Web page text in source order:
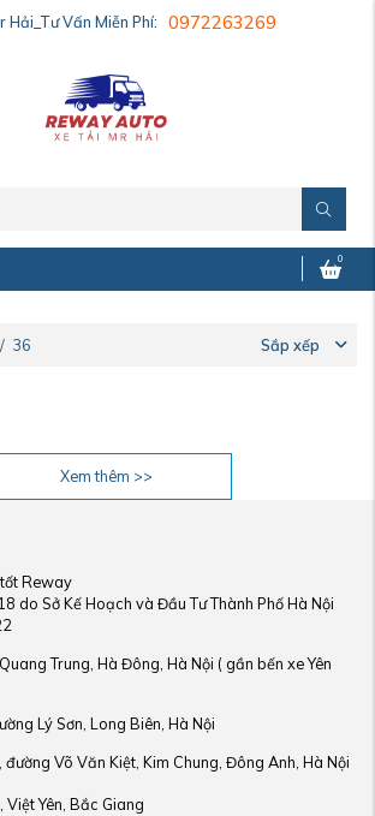
Hải_Tư Vấn Miễn Phí: 0972263269
0
/ 36 Sắp xếp
Xem thêm >>
Reway
do Sở Kế Hoạch và Đầu Tư Thành Phố Hà Nội
Trung, Hà Đông, Hà Nội ( gần bến xe Yên
Lý Sơn, Long Biên, Hà Nội
đường Võ Văn Kiệt, Kim Chung, Đông Anh, Hà Nội
Việt Yên, Bắc Giang